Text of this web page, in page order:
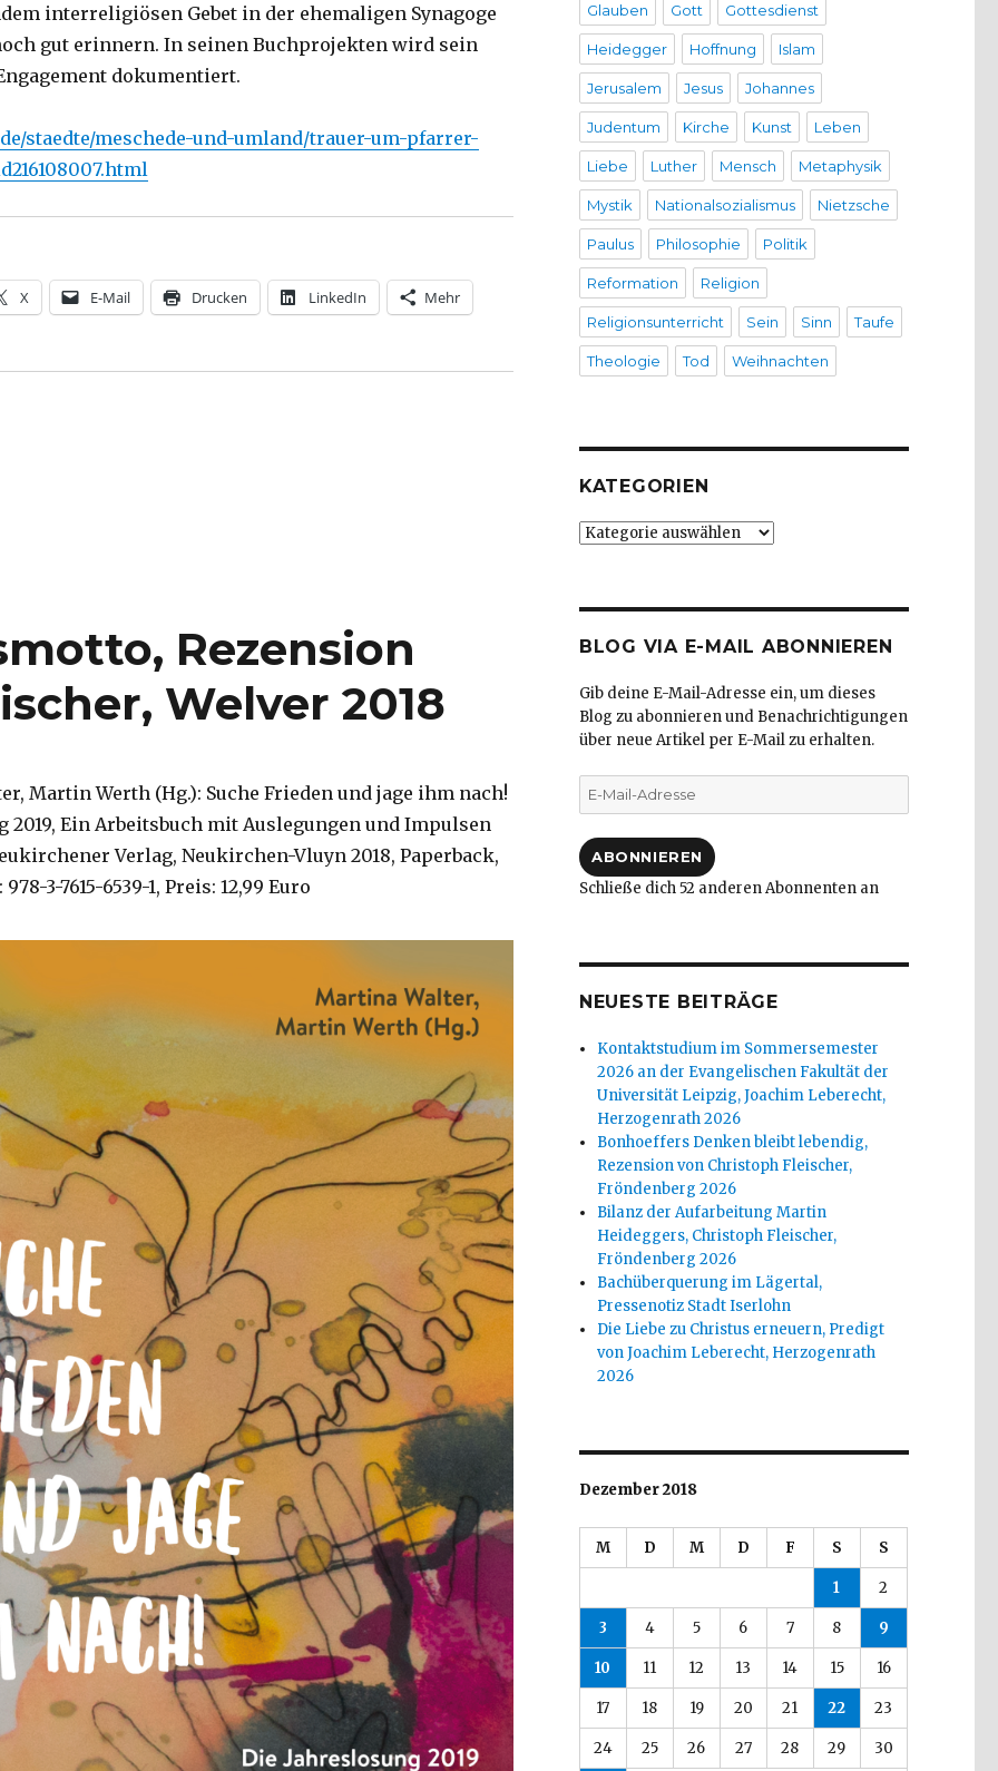
interreligiösen Gebet in der ehemaligen Synagoge
gut erinnern. In seinen Buchprojekten wird sein
dokumentiert.
staedte/meschede-und-umland/trauer-um-pfarrer-
X E-Mail Drucken LinkedIn Mehr
Rezension
Welver 2018
Martin Werth (Hg.): Suche Frieden und jage ihm nach!
2019, Ein Arbeitsbuch mit Auslegungen und Impulsen
Verlag, Neukirchen-Vluyn 2018, Paperback,
3-7615-6539-1, Preis: 12,99 Euro
Glauben Gott Gottesdienst
Heidegger Hoffnung Islam
Jerusalem Jesus Johannes
Judentum Kirche Kunst Leben
Liebe Luther Mensch Metaphysik
Mystik Nationalsozialismus Nietzsche
Paulus Philosophie Politik
Reformation Religion
Religionsunterricht Sein Sinn Taufe
Theologie Tod Weihnachten
KATEGORIEN
Kategorien
BLOG VIA E-MAIL ABONNIEREN
Gib deine E-Mail-Adresse ein, um dieses
Blog zu abonnieren und Benachrichtigungen
über neue Artikel per E-Mail zu erhalten.
E-
Mail-
ABONNIEREN
Schließe dich 52 anderen Abonnenten an
NEUESTE BEITRÄGE
Kontaktstudium im Sommersemester
2026 an der Evangelischen Fakultät der
Universität Leipzig, Joachim Leberecht,
Herzogenrath 2026
Bonhoeffers Denken bleibt lebendig,
Rezension von Christoph Fleischer,
Fröndenberg 2026
Bilanz der Aufarbeitung Martin
Heideggers, Christoph Fleischer,
Fröndenberg 2026
Bachüberquerung im Lägertal,
Pressenotiz Stadt Iserlohn
Die Liebe zu Christus erneuern, Predigt
von Joachim Leberecht, Herzogenrath
2026
Dezember 2018
M D M D F S S
1 2
3 4 5 6 7 8 9
10 11 12 13 14 15 16
17 18 19 20 21 22 23
24 25 26 27 28 29 30